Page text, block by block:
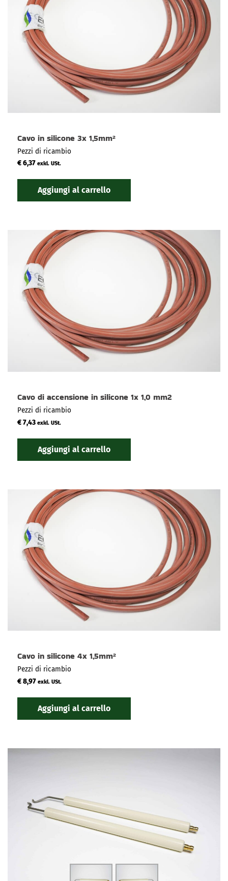
Cavo in silicone 3x 1,5mm²
Pezzi di ricambio
€6,37 exkl. USt.
Aggiungi al carrello
Cavo di accensione in silicone 1x 1,0 mm2
Pezzi di ricambio
€7,43 exkl. USt.
Aggiungi al carrello
Cavo in silicone 4x 1,5mm²
Pezzi di ricambio
€8,97 exkl. USt.
Aggiungi al carrello